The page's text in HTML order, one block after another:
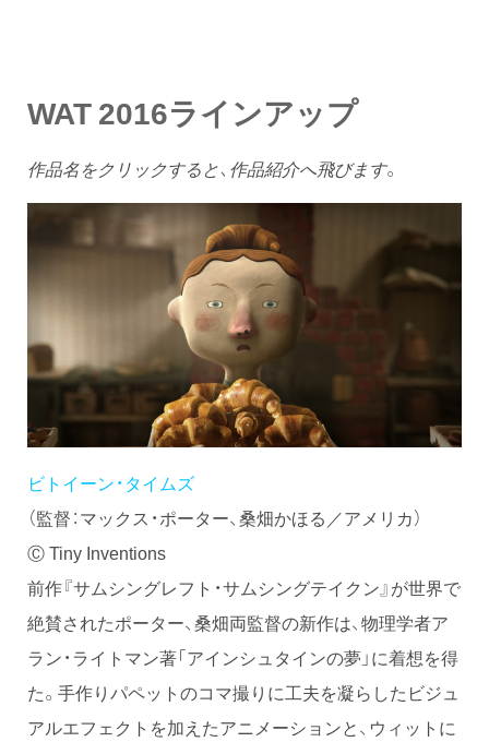
WAT 2016ラインアップ
作品名をクリックすると、作品紹介へ飛びます。
ビトイーン・タイムズ
（監督：マックス・ポーター、桑畑かほる／アメリカ）
Ⓒ Tiny Inventions
前作『サムシングレフト・サムシングテイクン』が世界で
絶賛されたポーター、桑畑両監督の新作は、物理学者ア
ラン・ライトマン著「アインシュタインの夢」に着想を得
た。手作りパペットのコマ撮りに工夫を凝らしたビジュ
アルエフェクトを加えたアニメーションと、ウィットに